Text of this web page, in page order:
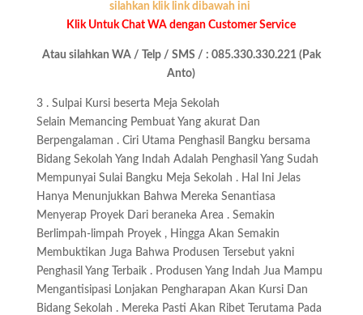
silahkan klik link dibawah ini
Klik Untuk Chat WA dengan Customer Service
Atau silahkan WA / Telp / SMS / : 085.330.330.221 (Pak
Anto)
3 . Sulpai Kursi beserta Meja Sekolah
Selain Memancing Pembuat Yang akurat Dan
Berpengalaman . Ciri Utama Penghasil Bangku bersama
Bidang Sekolah Yang Indah Adalah Penghasil Yang Sudah
Mempunyai Sulai Bangku Meja Sekolah . Hal Ini Jelas
Hanya Menunjukkan Bahwa Mereka Senantiasa
Menyerap Proyek Dari beraneka Area . Semakin
Berlimpah-limpah Proyek , Hingga Akan Semakin
Membuktikan Juga Bahwa Produsen Tersebut yakni
Penghasil Yang Terbaik . Produsen Yang Indah Jua Mampu
Mengantisipasi Lonjakan Pengharapan Akan Kursi Dan
Bidang Sekolah . Mereka Pasti Akan Ribet Terutama Pada